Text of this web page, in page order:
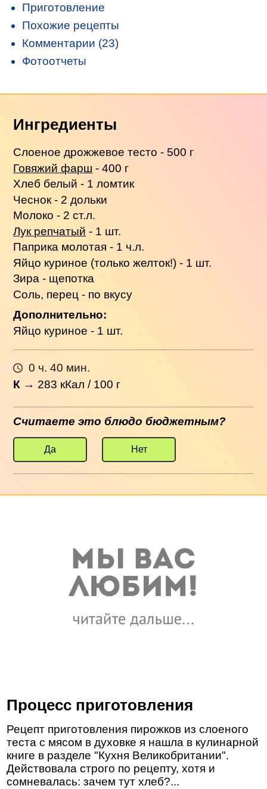
Приготовление
Похожие рецепты
Комментарии (23)
Фотоотчеты
Ингредиенты
Слоеное дрожжевое тесто - 500 г
Говяжий фарш - 400 г
Хлеб белый - 1 ломтик
Чеснок - 2 дольки
Молоко - 2 ст.л.
Лук репчатый - 1 шт.
Паприка молотая - 1 ч.л.
Яйцо куриное (только желток!) - 1 шт.
Зира - щепотка
Соль, перец - по вкусу
Дополнительно:
Яйцо куриное - 1 шт.
0 ч. 40 мин.
К → 283 кКал / 100 г
Считаете это блюдо бюджетным?
Да Нет
Процесс приготовления
Рецепт приготовления пирожков из слоеного
теста с мясом в духовке я нашла в кулинарной
книге в разделе "Кухня Великобритании".
Действовала строго по рецепту, хотя и
сомневалась: зачем тут хлеб?...